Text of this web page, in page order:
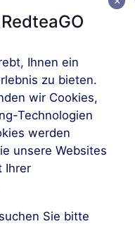
die
Ihnen ein
zu bieten.
wir Cookies,
Technologien
werden
unsere Websites
Ihrer
Sie bitte